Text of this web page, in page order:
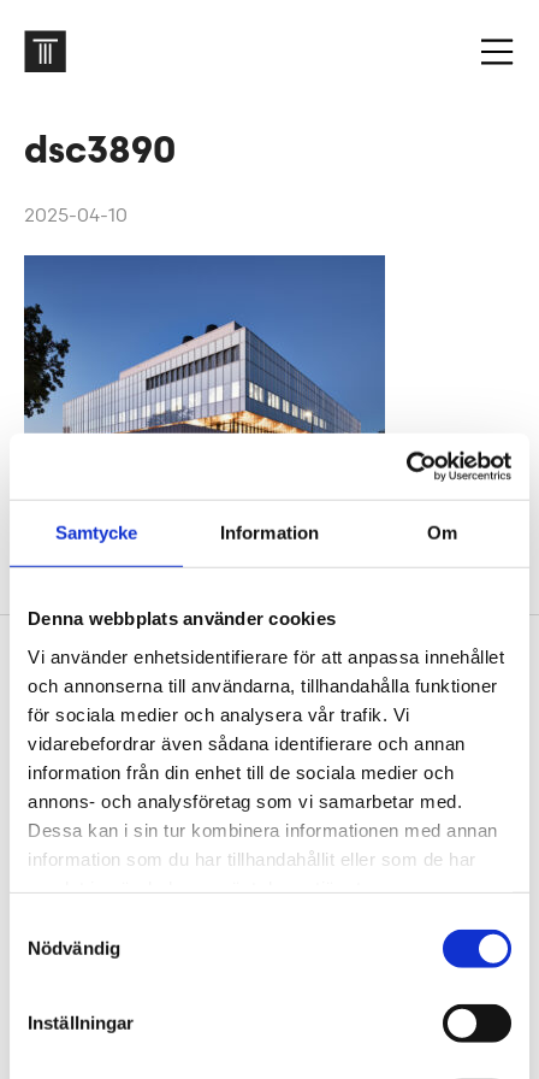
Samtycke Information Om
Denna webbplats använder cookies
Vi använder enhetsidentifierare för att anpassa innehållet
och annonserna till användarna, tillhandahålla funktioner
för sociala medier och analysera vår trafik. Vi
vidarebefordrar även sådana identifierare och annan
information från din enhet till de sociala medier och
annons- och analysföretag som vi samarbetar med.
Dessa kan i sin tur kombinera informationen med annan
information som du har tillhandahållit eller som de har
Nödvändig
Inställningar
dsc3890
2025-04-10
Malmö Service Building
Footer
Contact us
Welcome to Tengbom! Whatever your question or
enquiry, we look forward to hearing from you.
We are Tengbom
We create sustainable and beautiful architecture
We are always looking for more people who want to